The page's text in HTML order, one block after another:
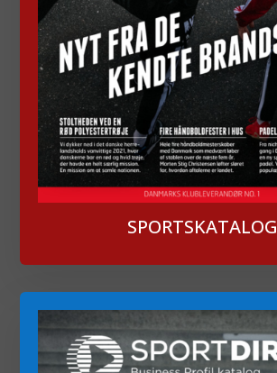
SPORTSKATALOG